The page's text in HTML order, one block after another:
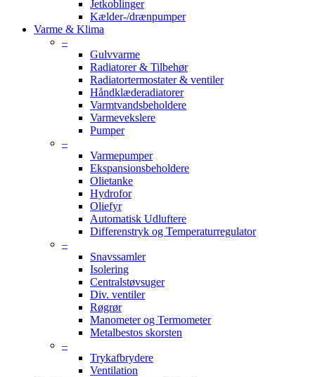
Jetkoblinger
Kælder-/drænpumper
Varme & Klima
–
Gulvvarme
Radiatorer & Tilbehør
Radiatortermostater & ventiler
Håndklæderadiatorer
Varmtvandsbeholdere
Varmevekslere
Pumper
–
Varmepumper
Ekspansionsbeholdere
Olietanke
Hydrofor
Oliefyr
Automatisk Udluftere
Differenstryk og Temperaturregulator
–
Snavssamler
Isolering
Centralstøvsuger
Div. ventiler
Røgrør
Manometer og Termometer
Metalbestos skorsten
–
Trykafbrydere
Ventilation